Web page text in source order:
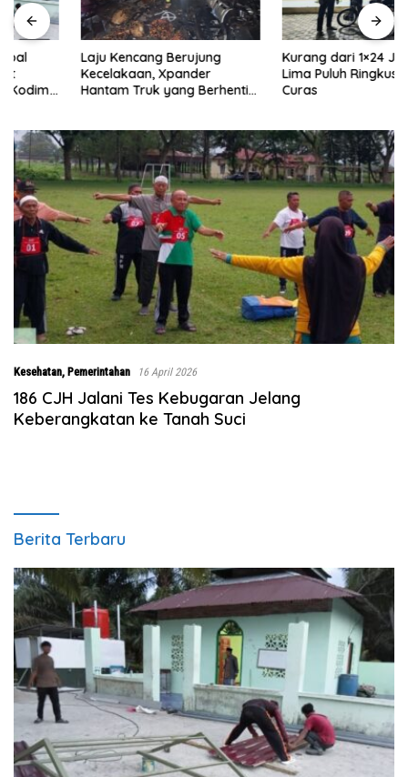
Laju Kencang Berujung
Kecelakaan, Xpander
Hantam Truk yang Berhenti
Kurang dari 1×24 Jam, Polsek
Lima Puluh Ringkus Pelaku
Curas
Kesehatan, Pemerintahan 16 April 2026
186 CJH Jalani Tes Kebugaran Jelang
Keberangkatan ke Tanah Suci
Berita Terbaru